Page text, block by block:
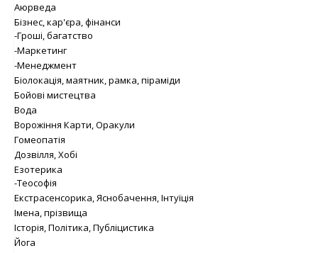
Аюрведа
Бізнес, кар'єра, фінанси
-Гроші, багатство
-Маркетинг
-Менеджмент
Біолокація, маятник, рамка, піраміди
Бойові мистецтва
Вода
Ворожіння Карти, Оракули
Гомеопатія
Дозвілля, Хобі
Езотерика
-Теософія
Екстрасенсорика, Яснобачення, Інтуїція
Імена, прізвища
Історія, Політика, Публіцистика
Йога